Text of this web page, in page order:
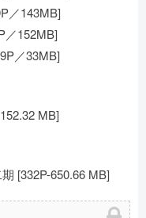
／143MB]
／152MB]
／33MB]
MB]
[332P-650.66 MB]